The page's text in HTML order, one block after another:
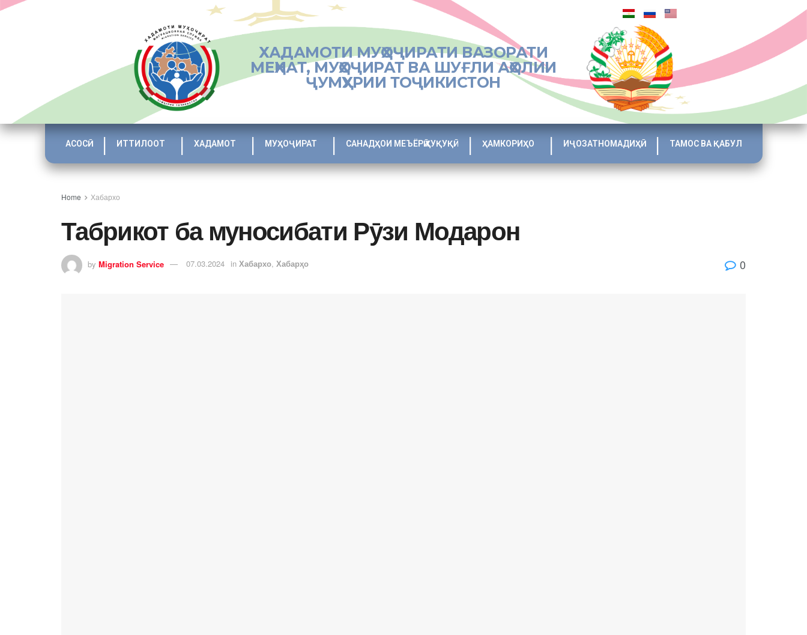
ХАДАМОТИ МУҲОҶИРАТИ ВАЗОРАТИ
МЕҲНАТ, МУҲОҶИРАТ ВА ШУҒЛИ АҲОЛИИ
ҶУМҲУРИИ ТОҶИКИСТОН
АСОСӢ ИТТИЛООТ ХАДАМОТ МУҲОҶИРАТ САНАДҲОИ МЕЪЁРӢ ҲУҚУҚӢ ҲАМКОРИҲО ИҶОЗАТНОМАДИҲӢ ТАМОС ВА ҚАБУЛ
Home Хабархо
Табрикот ба муносибати Рӯзи Модарон
by Migration Service 07.03.2024 in Хабархо, Хабарҳо 0